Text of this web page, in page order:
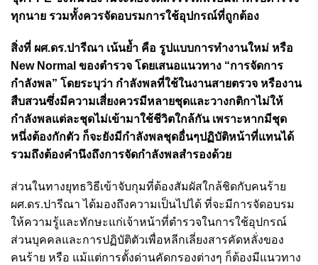
ทุกนาย รวมทั้งควรจัดอบรมการใช้อุปกรณ์ที่ถูกต้อง
สิ่งที่ ผศ.ดร.ปารีณา เน้นย้ำ คือ รูปแบบการทำงานใหม่ หรือ
New Normal ของตำรวจ โดยเสนอแนวทาง “การจัดการ
กำลังพล” โดยระบุว่า กำลังพลที่ใช้ในงานสายตรวจ หรืองาน
สืบสวนซึ่งมีความเสี่ยงควรมีหลายชุดและวางกติกาไม่ให้
กำลังพลแต่ละชุดไม่เข้ามาใช้ชีวิตใกล้กัน เพราะหากมีชุด
หนึ่งต้องกักตัว ก็จะยังมีกำลังพลชุดอื่นๆปฏิบัติหน้าที่แทนได้
รวมถึงต้องคำนึงถึงการจัดกำลังพลสำรองด้วย
ส่วนในทางยุทธวิธีเข้าจับกุมที่ต้องสัมผัสใกล้ชิดกับคนร้าย
ผศ.ดร.ปารีณา ได้มองถึงความเป็นไปได้ ที่จะมีการจัดอบรม
ให้ความรู้และทักษะแก่เจ้าหน้าที่ตำรวจในการใช้อุปกรณ์
ส่วนบุคคลและการปฏิบัติตัวเพื่อหลีกเลี่ยงสารคัดหลั่งของ
คนร้าย หรือ แม้แต่การตั้งด่านคัดกรองต่างๆ ก็ต้องมีแนวทาง